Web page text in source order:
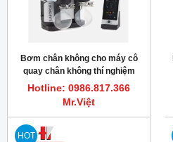
Bơm chân không cho máy cô
quay chân không thí nghiệm
SC820G KNF
Hotline: 0986.817.366
Mr.Việt
HOT